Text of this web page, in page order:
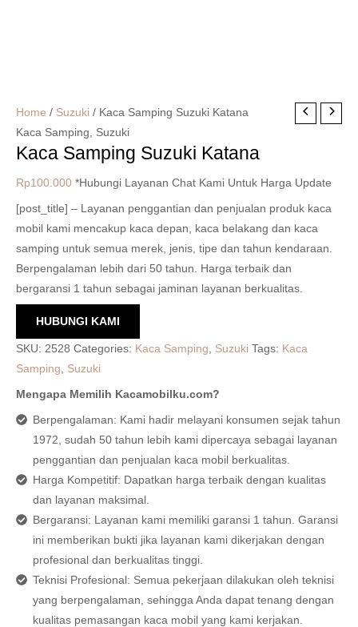
Home / Suzuki / Kaca Samping Suzuki Katana
Kaca Samping, Suzuki
Kaca Samping Suzuki Katana
Rp100.000 *Hubungi Layanan Chat Kami Untuk Harga Update
[post_title] – Layanan penggantian dan penjualan produk kaca
mobil kami mencakup kaca depan, kaca belakang dan kaca
samping untuk semua merek, jenis, tipe dan tahun kendaraan.
Berpengalaman lebih dari 50 tahun. Harga terbaik dan
bergaransi 1 tahun sebagai jaminan layanan berkualitas.
HUBUNGI KAMI
SKU: 2528 Categories: Kaca Samping, Suzuki Tags: Kaca
Samping, Suzuki
Mengapa Memilih Kacamobilku.com?
Berpengalaman: Kami hadir melayani konsumen sejak tahun
1972, sudah 50 tahun lebih kami dipercaya sebagai layanan
penggantian dan penjualan kaca mobil berkualitas.
Harga Kompetitif: Dapatkan harga terbaik dengan kualitas
dan layanan maksimal.
Bergaransi: Layanan kami memiliki garansi 1 tahun. Garansi
ini memberikan bukti jika layanan kami dikerjakan dengan
profesional dan berkualitas tinggi.
Teknisi Profesional: Semua pekerjaan dilakukan oleh teknisi
yang berpengalaman, sehingga Anda dapat tenang dengan
kualitas pemasangan kaca mobil yang kami kerjakan.